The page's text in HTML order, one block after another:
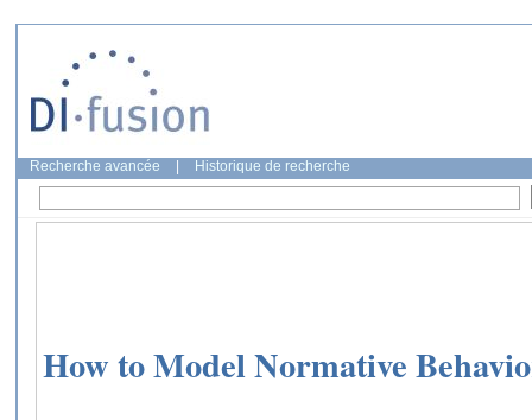
Recherche avancée Historique de recherche
How to Model Normative